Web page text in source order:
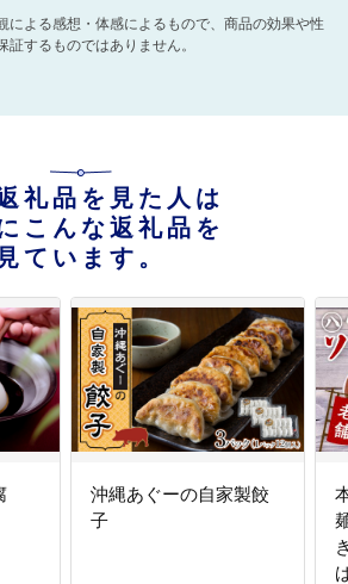
よる感想・体感によるもので、商品の効果や性
証するものではありません。
礼品を見た人は
こんな返礼品を
見ています。
沖縄あぐーの自家製餃
子